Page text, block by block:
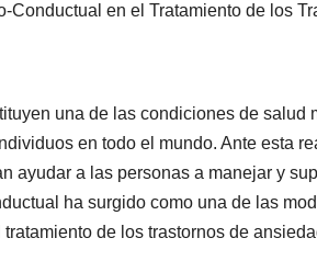
Conductual en el Tratamiento de los
una de las condiciones de
en todo el mundo. Ante esta
ayudar a las personas a manejar y
ha surgido como una de las
de los trastornos de